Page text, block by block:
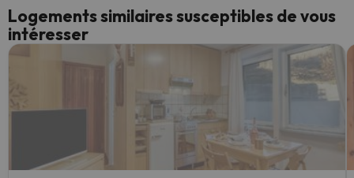
Logements similaires susceptibles de vous
intéresser